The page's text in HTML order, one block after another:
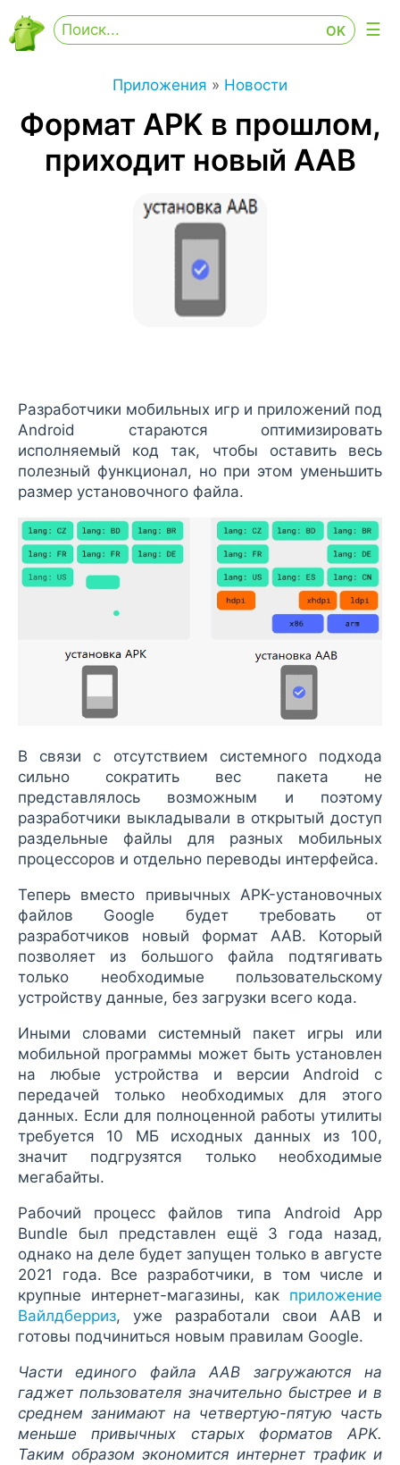
Приложения » Новости
Формат APK в прошлом,
приходит новый AAB
Разработчики мобильных игр и приложений под
Android стараются оптимизировать
исполняемый код так, чтобы оставить весь
полезный функционал, но при этом уменьшить
размер установочного файла.
В связи с отсутствием системного подхода
сильно сократить вес пакета не
представлялось возможным и поэтому
разработчики выкладывали в открытый доступ
раздельные файлы для разных мобильных
процессоров и отдельно переводы интерфейса.
Теперь вместо привычных APK-установочных
файлов Google будет требовать от
разработчиков новый формат AAB. Который
позволяет из большого файла подтягивать
только необходимые пользовательскому
устройству данные, без загрузки всего кода.
Иными словами системный пакет игры или
мобильной программы может быть установлен
на любые устройства и версии Android с
передачей только необходимых для этого
данных. Если для полноценной работы утилиты
требуется 10 МБ исходных данных из 100,
значит подгрузятся только необходимые
мегабайты.
Рабочий процесс файлов типа Android App
Bundle был представлен ещё 3 года назад,
однако на деле будет запущен только в августе
2021 года. Все разработчики, в том числе и
крупные интернет-магазины, как приложение
Вайлдберриз, уже разработали свои AAB и
готовы подчиниться новым правилам Google.
Части единого файла AAB загружаются на
гаджет пользователя значительно быстрее и в
среднем занимают на четвертую-пятую часть
меньше привычных старых форматов APK.
Таким образом экономится интернет трафик и